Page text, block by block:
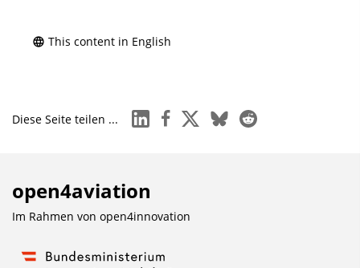
This content in English
Diese Seite teilen ... linkedinfacebook
x blueskyreddit
open4aviation
Im Rahmen von open4innovation